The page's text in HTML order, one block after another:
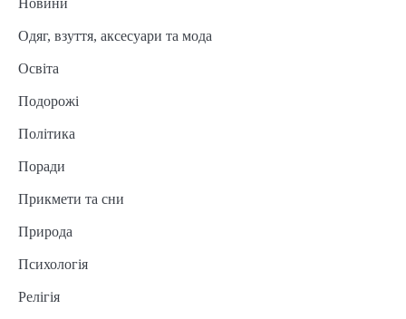
Новини
Одяг, взуття, аксесуари та мода
Освіта
Подорожі
Політика
Поради
Прикмети та сни
Природа
Психологія
Релігія